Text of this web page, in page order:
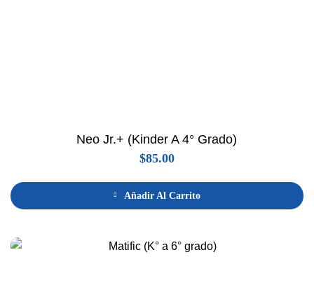
Neo Jr.+ (Kinder A 4° Grado)
$85.00
Añadir Al Carrito